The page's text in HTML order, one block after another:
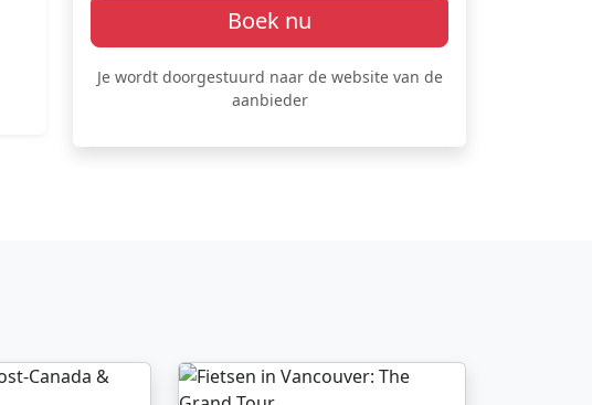
Boek nu
Je wordt doorgestuurd naar de website van de
aanbieder